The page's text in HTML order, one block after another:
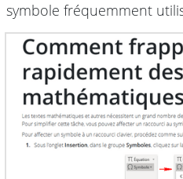
symbole fréquemment